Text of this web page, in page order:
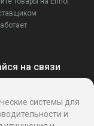
на связи
системы для
и